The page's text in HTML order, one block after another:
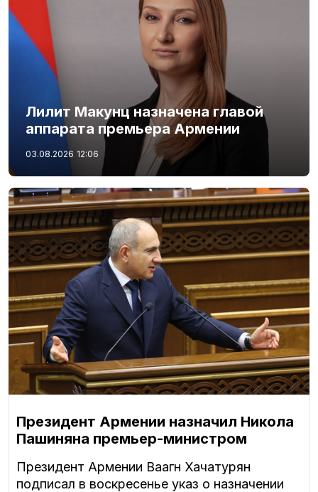
Лилит Макунц назначена главой
аппарата премьера Армении
03.08.2026 12:06
Президент Армении назначил Никола
Пашиняна премьер-министром
Президент Армении Ваагн Хачатурян
подписал в воскресенье указ о назначении